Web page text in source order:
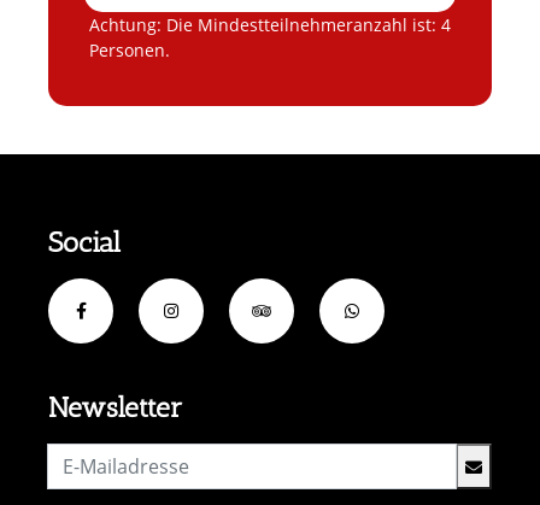
Achtung: Die Mindestteilnehmeranzahl ist: 4
Personen.
Newsletter
Social